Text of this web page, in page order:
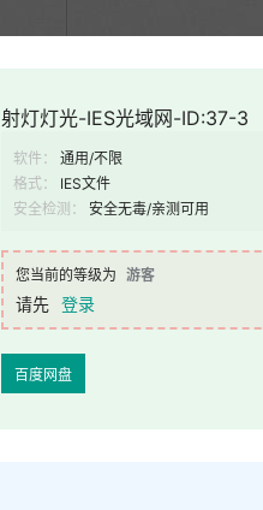
射灯灯光-IES光域网-ID:37-3
软件： 通用/不限
格式：
IES文件
安全检测：
安全无毒/亲测可用
您当前的等级为 游客
请先 登录
百度网盘